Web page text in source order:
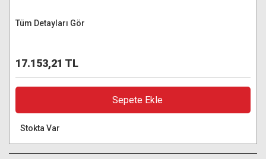
Tüm Detayları Gör
17.153,21 TL
Sepete Ekle
Stokta Var